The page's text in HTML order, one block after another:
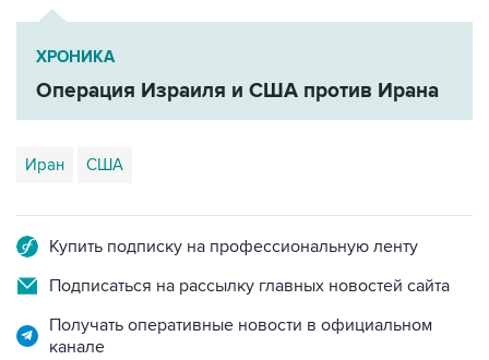
ХРОНИКА
Операция Израиля и США против Ирана
Иран США
Купить подписку на профессиональную ленту
Подписаться на рассылку главных новостей сайта
Получать оперативные новости в официальном
канале